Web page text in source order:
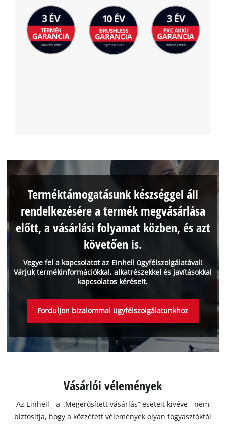
Vegye fel a kapcsolatot az Einhell ügyfélszolgálatával!
Várjuk termékinformációkkal, alkatrészekkel és javításokkal
kapcsolatos kéréseit.
Terméktámogatásunk készséggel áll
rendelkezésére a termék megvásárlása
előtt, a vásárlási folyamat közben, és azt
követően is.
Forduljon bizalommal ügyfélszolgálatunkhoz
Vásárlói vélemények
Az Einhell - a „Megerősített vásárlás” eseteit kivéve - nem
biztosítja, hogy a közzétett vélemények olyan fogyasztóktól